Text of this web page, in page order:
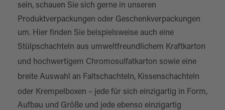
sein, schauen Sie sich gerne in unseren
Produktverpackungen oder Geschenkverpackungen
um. Hier finden Sie beispielsweise auch eine
Stülpschachteln aus umweltfreundlichem Kraftkarton
und hochwertigem Chromosulfatkarton sowie eine
breite Auswahl an Faltschachteln, Kissenschachteln
oder Krempelboxen – jede für sich einzigartig in Form,
Aufbau und Größe und jede ebenso einzigartig